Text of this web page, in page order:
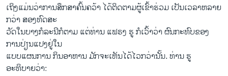
ເຖິງແມ່ນວ່າການສຶກສາຄົ້ນຄວ້າ ໄດ້ຕິດຕາມຜູ້ເຂົ້າຮ່ວມ ເປັນເວລາຫລາຍ
ກວ່າ ສອງທົດສະ
ວັດໃນບາງກໍລະນີກໍຕາມ ແຕ່ທ່ານ ແຟຣງ ຮູ ກໍເວົ້າວ່າ ຜົນກະທົບຂອງ
ການປ່ຽນແປງຢູ່ໃນ
​ແບບ​ແຜນການ ກິນອາຫານ ມັກຈະເຫັນໄດ້ໄວກວ່ານັ້ນ. ທ່ານ ຮູ
ອະທິບາຍວ່າ: